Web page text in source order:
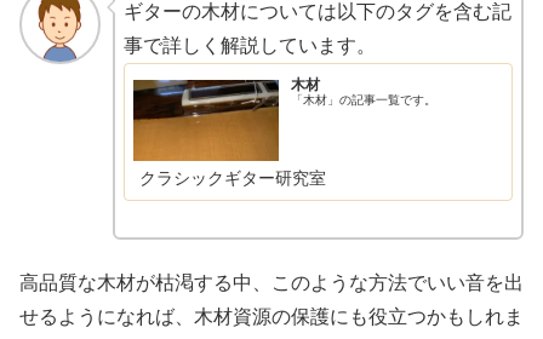
ギターの木材については以下のタグを含む記
事で詳しく解説しています。
木材
「木材」の記事一覧です。
クラシックギター研究室
高品質な木材が枯渇する中、このような方法でいい音を出
せるようになれば、木材資源の保護にも役立つかもしれま